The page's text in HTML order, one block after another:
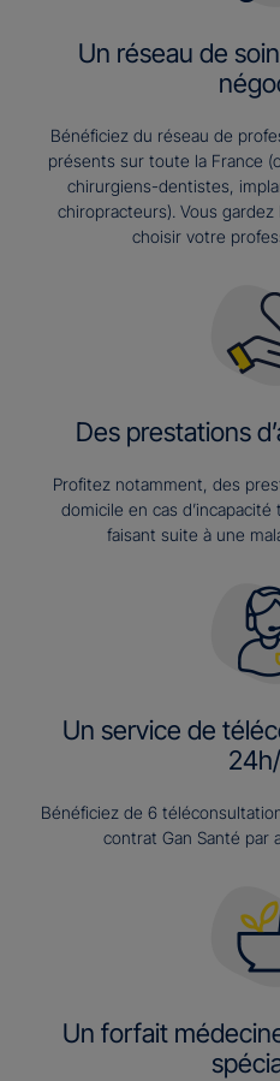
Un réseau de
Bénéficiez du réseau de
présents sur toute la France
chirurgiens-dentistes,
chiropracteurs). Vous
choisir votre
Des prestations
Profitez notamment, des
domicile en cas
faisant suite à une
Un service de
Bénéficiez de 6
contrat Gan Santé par
Un forfait